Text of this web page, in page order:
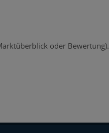
oder Bewertung).